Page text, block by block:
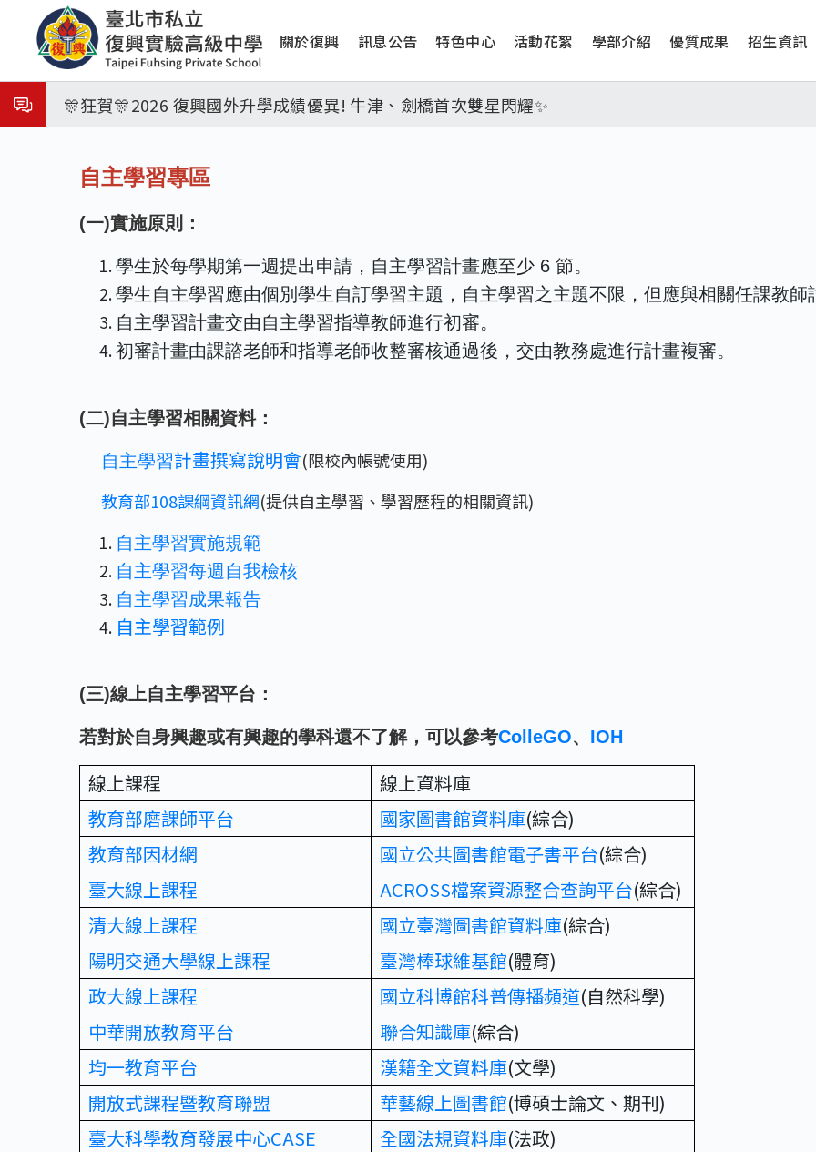
內
容
主
覽
關於復興 訊息公告 特色中心 活動花絮 學部介紹 優質成果 招生資訊
8月31日 開學日
🎉🎉🎉狂賀! 12望蘇同學榮錄MIT麻省理工學院，本校連續兩年錄取世界第一學府！
🎊狂賀🎊2026 復興國外升學成績優異! 牛津、劍橋首次雙星閃耀✨
8月3日 分科成績公布
臺北市2026城鎮韌性(防空)演習訂於8月13日(四) 14時30分至15時實施，全市人、車及各場所均須配
8月31日 開學日
🎉🎉🎉狂賀! 12望蘇同學榮錄MIT麻省理工學院，本校連續兩年錄取世界第一學府！
6679
自主學習專區
(一)實施原則：
學生於每學期第一週提出申請，自主學習計畫應至少 6 節。
學生自主學習應由個別學生自訂學習主題，自主學習之主題不限，但應與相關任課教
自主學習計畫交由自主學習指導教師進行初審。
初審計畫由課諮老師和指導老師收整審核通過後，交由教務處進行計畫複審。
(二)自主學習相關資料：
自主學習計畫撰寫說明會(限校內帳號使用)
教育部108課綱資訊網(提供自主學習、學習歷程的相關資訊)
自主學習實施規範
自主學習每週自我檢核
自主學習成果報告
自主學習範例
(三)線上自主學習平台：
若對於自身興趣或有興趣的學科還不了解，可以參考ColleGO、 IOH
線上課程
線上資料庫
教育部磨課師平台
國家圖書館資料庫(綜合)
教育部因材網
國立公共圖書館電子書平台(綜合)
臺大線上課程
ACROSS檔案資源整合查詢平台(綜合)
清大線上課程
國立臺灣圖書館資料庫(綜合)
陽明交通大學線上課程
臺灣棒球維基館(體育)
政大線上課程
國立科博館科普傳播頻道(自然科學)
中華開放教育平台
聯合知識庫(綜合)
均一教育平台
漢籍全文資料庫(文學)
開放式課程暨教育聯盟
華藝線上圖書館(博碩士論文、期刊)
臺大科學教育發展中心CASE
全國法規資料庫(法政)